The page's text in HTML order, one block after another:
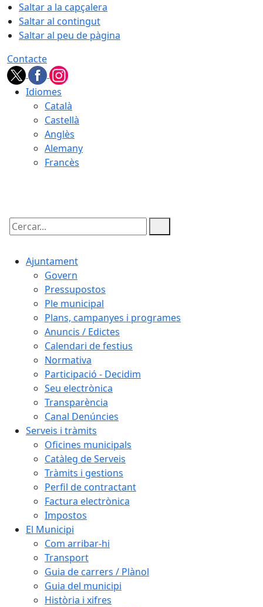
Saltar a la capçalera
Saltar al contingut
Saltar al peu de pàgina
Contacte
Idiomes
Català
Castellà
Anglès
Alemany
Francès
Cercar:
Ajuntament
Govern
Pressupostos
Ple municipal
Plans, campanyes i programes
Anuncis / Edictes
Calendari de festius
Normativa
Participació - Decidim
Seu electrònica
Transparència
Canal Denúncies
Serveis i tràmits
Oficines municipals
Catàleg de Serveis
Tràmits i gestions
Perfil de contractant
Factura electrònica
Impostos
El Municipi
Com arribar-hi
Transport
Guia de carrers / Plànol
Guia del municipi
Història i xifres